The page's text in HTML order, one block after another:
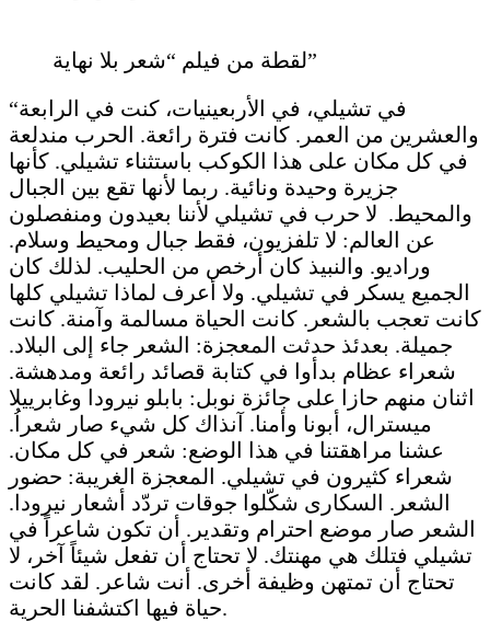
لقطة من فيلم “شعر بلا نهاية”
“في تشيلي، في الأربعينيات، كنت في الرابعة
والعشرين من العمر. كانت فترة رائعة. الحرب مندلعة
في كل مكان على هذا الكوكب باستثناء تشيلي. كأنها
جزيرة وحيدة ونائية. ربما لأنها تقع بين الجبال
والمحيط. لا حرب في تشيلي لأننا بعيدون ومنفصلون
عن العالم: لا تلفزيون، فقط جبال ومحيط وسلام.
وراديو. والنبيذ كان أرخص من الحليب. لذلك كان
الجميع يسكر في تشيلي. ولا أعرف لماذا تشيلي كلها
كانت تعجب بالشعر. كانت الحياة مسالمة وآمنة. كانت
جميلة. بعدئذ حدثت المعجزة: الشعر جاء إلى البلاد.
شعراء عظام بدأوا في كتابة قصائد رائعة ومدهشة.
اثنان منهم حازا على جائزة نوبل: بابلو نيرودا وغابرييلا
ميسترال، أبونا وأمنا. آنذاك كل شيء صار شعراُ.
عشنا مراهقتنا في هذا الوضع: شعر في كل مكان.
شعراء كثيرون في تشيلي. المعجزة الغريبة: حضور
الشعر. السكارى شكّلوا جوقات تردّد أشعار نيرودا.
الشعر صار موضع احترام وتقدير. أن تكون شاعراً في
تشيلي فتلك هي مهنتك. لا تحتاج أن تفعل شيئاً آخر، لا
تحتاج أن تمتهن وظيفة أخرى. أنت شاعر. لقد كانت
حياة فيها اكتشفنا الحرية.